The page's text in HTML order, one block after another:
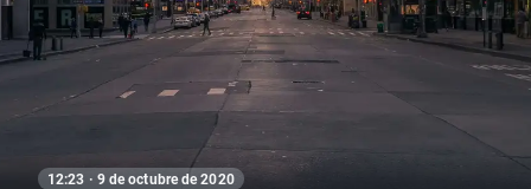
12:23 · 9 de octubre de 2020